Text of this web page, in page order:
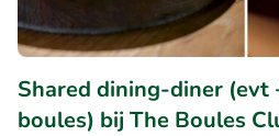
Shared dining-diner (evt
boules) bij The Boules